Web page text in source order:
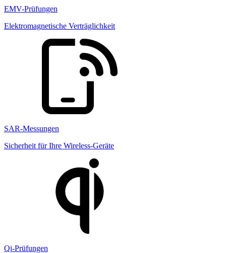
EMV-Prüfungen
Elektromagnetische Verträglichkeit
SAR-Messungen
Sicherheit für Ihre Wireless-Geräte
Qi-Prüfungen